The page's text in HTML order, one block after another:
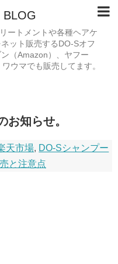
ートメントや各種ヘアケ
ット販売するDO-Sオフ
（Amazon）、ヤフー
ウマでも販売してます。
お知らせ。
天市場, DO-Sシャンプー
と注意点